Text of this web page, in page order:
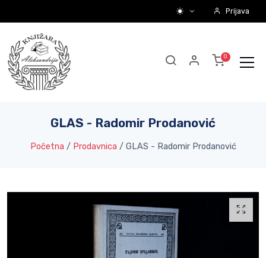
Prijava
GLAS - Radomir Prodanović
Početna / Prodavnica / GLAS - Radomir Prodanović